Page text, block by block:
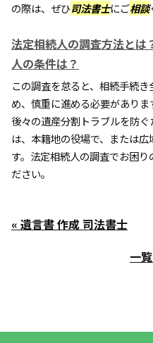
の際は、ぜひ司法書士にご相談
法定相続人の調査方法とは
人の条件は？
この調査を怠ると、相続手続
め、慎重に進める必要がありま
後々の遺産分割トラブルを防
は、本籍地の役場で、または
す。法定相続人の調査でお困り
ださい。
« 遺言書 作成 司法書士
一